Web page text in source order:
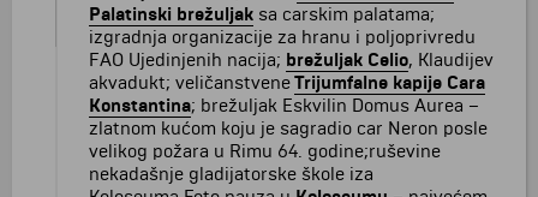
Palatinski brežuljak sa carskim palatama;
izgradnja organizacije za hranu i poljoprivredu
FAO Ujedinjenih nacija; brežuljak Celio, Klaudijev
akvadukt; veličanstveneTrijumfalne kapije Cara
Konstantina; brežuljak Eskvilin Domus Aurea –
zlatnom kućom koju je sagradio car Neron posle
velikog požara u Rimu 64. godine;ruševine
nekadašnje gladijatorske škole iza